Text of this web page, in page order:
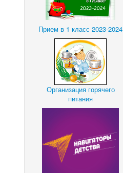
Прием в 1 класс 2023-2024
Организация горячего
питания